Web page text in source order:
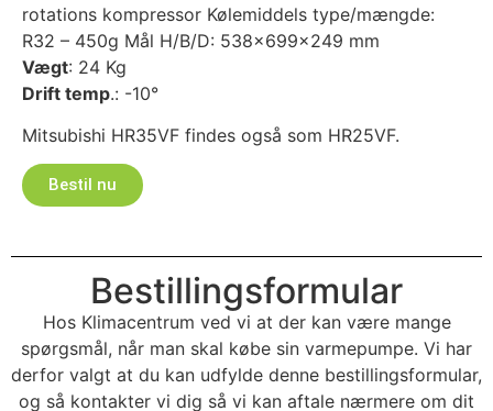
rotations kompressor Kølemiddels type/mængde:
R32 – 450g Mål H/B/D: 538x699x249 mm
Vægt: 24 Kg
Drift temp.: -10°
Mitsubishi HR35VF findes også som HR25VF.
Bestil nu
Bestillingsformular
Hos Klimacentrum ved vi at der kan være mange
spørgsmål, når man skal købe sin varmepumpe. Vi har
derfor valgt at du kan udfylde denne bestillingsformular,
og så kontakter vi dig så vi kan aftale nærmere om dit